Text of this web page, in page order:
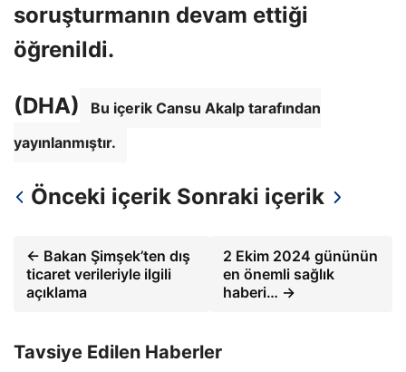
soruşturmanın devam ettiği
öğrenildi.
(DHA)
Bu içerik Cansu Akalp tarafından
yayınlanmıştır.
Önceki içerik Sonraki içerik
← Bakan Şimşek’ten dış
ticaret verileriyle ilgili
açıklama
2 Ekim 2024 gününün
en önemli sağlık
haberi… →
Tavsiye Edilen Haberler